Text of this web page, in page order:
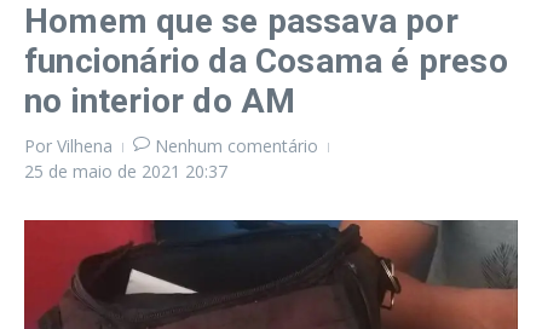
Homem que se passava por
funcionário da Cosama é preso
no interior do AM
Por Vilhena
Nenhum comentário
25 de maio de 2021 20:37